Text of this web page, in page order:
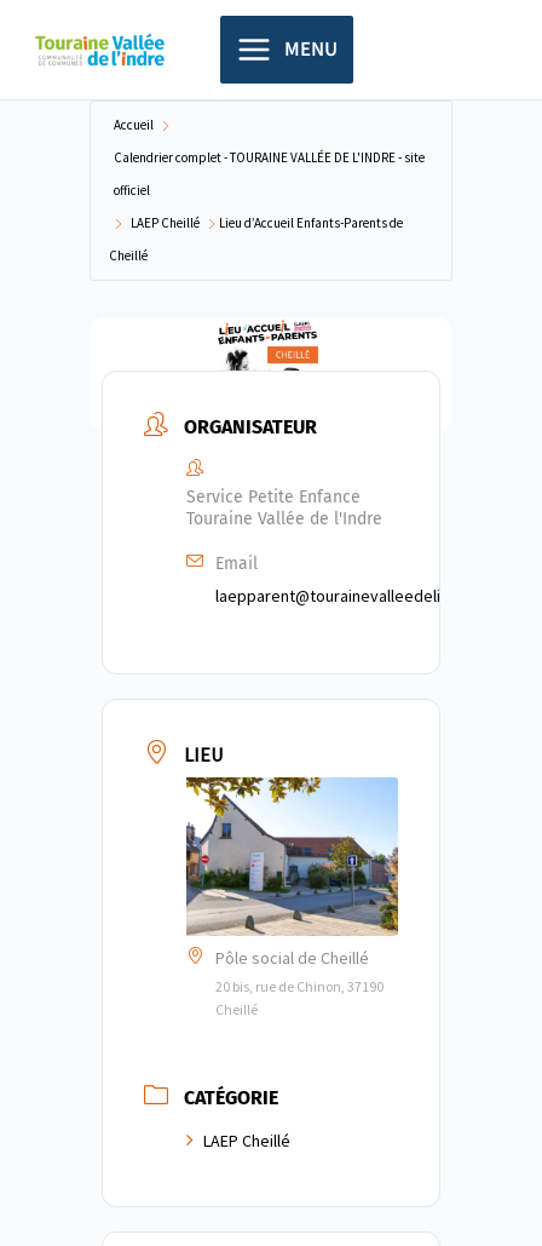
principal
MENU
Accueil
Calendrier complet - TOURAINE VALLÉE DE L'INDRE - site
officiel
LAEP Cheillé
Lieu d’Accueil Enfants-Parents de
Cheillé
ORGANISATEUR
Service Petite Enfance
Touraine Vallée de l'Indre
Email
laepparent@tourainevalleedelindre.fr
LIEU
Pôle social de Cheillé
20 bis, rue de Chinon, 37190
Cheillé
CATÉGORIE
LAEP Cheillé